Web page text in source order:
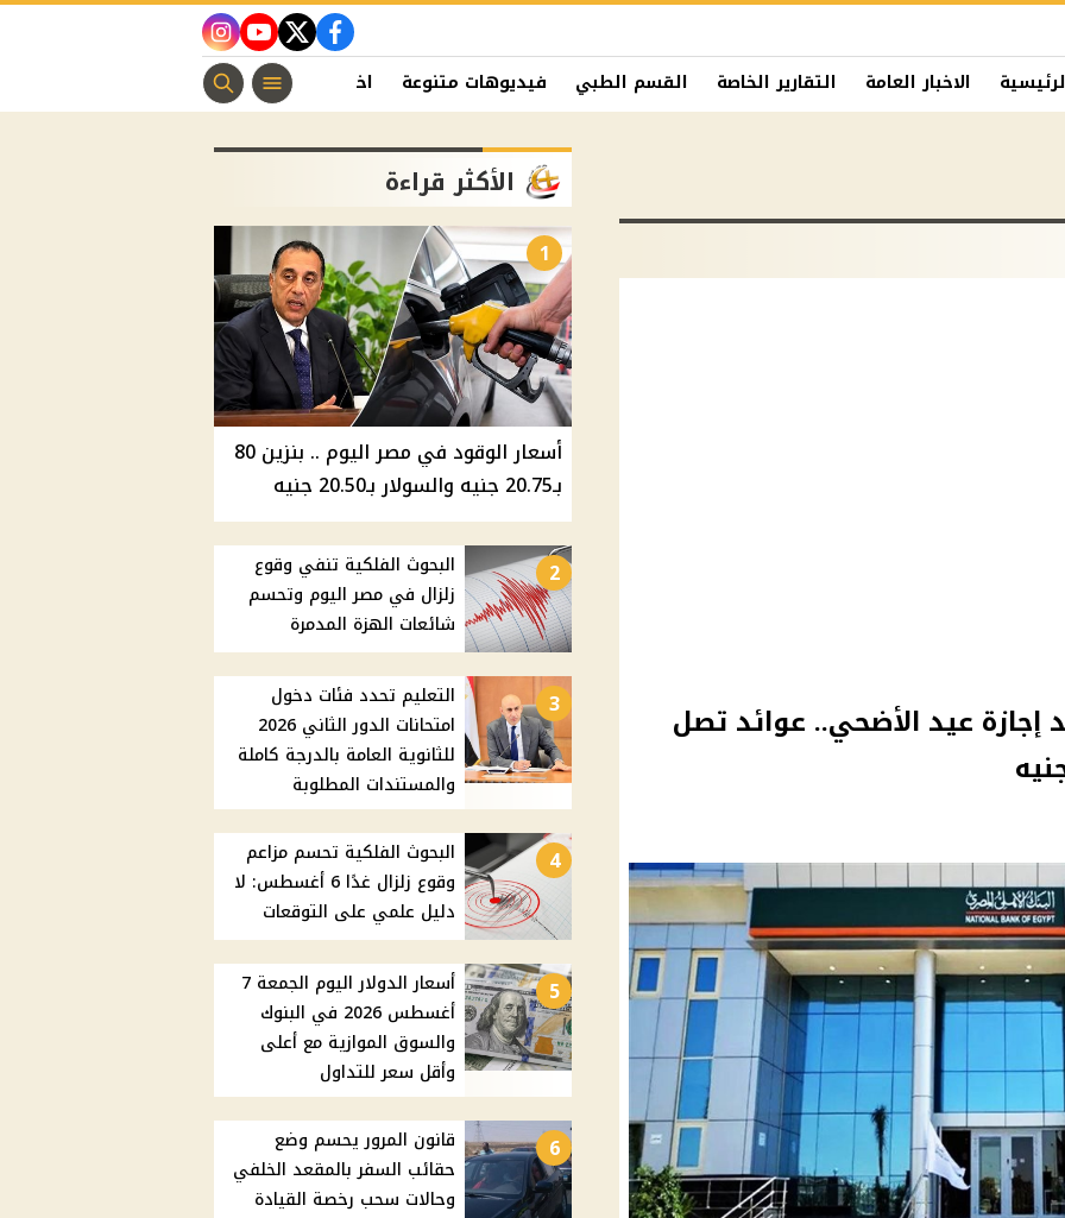
facebook
twitter
youtube
instagram
الاخبار العامة التقارير الخاصة القسم الطبي فيديوهات متنوعة اخبار الفن منوعات مسيحية
إجازة عيد الأضحي.. عوائد تصل
الأكثر قراءة
1
أسعار الوقود في مصر اليوم .. بنزين 80
بـ20.75 جنيه والسولار بـ20.50 جنيه
2
البحوث الفلكية تنفي وقوع
زلزال في مصر اليوم وتحسم
شائعات الهزة المدمرة
3
التعليم تحدد فئات دخول
امتحانات الدور الثاني 2026
للثانوية العامة بالدرجة كاملة
والمستندات المطلوبة
4
البحوث الفلكية تحسم مزاعم
وقوع زلزال غدًا 6 أغسطس: لا
دليل علمي على التوقعات
5
أسعار الدولار اليوم الجمعة 7
أغسطس 2026 في البنوك
والسوق الموازية مع أعلى
وأقل سعر للتداول
6
قانون المرور يحسم وضع
حقائب السفر بالمقعد الخلفي
وحالات سحب رخصة القيادة